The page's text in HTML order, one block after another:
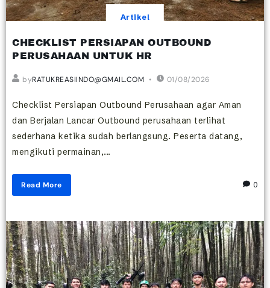
Artikel
CHECKLIST PERSIAPAN OUTBOUND
PERUSAHAAN UNTUK HR
byRATUKREASIINDO@GMAIL.COM 01/08/2026
Checklist Persiapan Outbound Perusahaan agar Aman
dan Berjalan Lancar Outbound perusahaan terlihat
sederhana ketika sudah berlangsung. Peserta datang,
mengikuti permainan,...
Read More 0